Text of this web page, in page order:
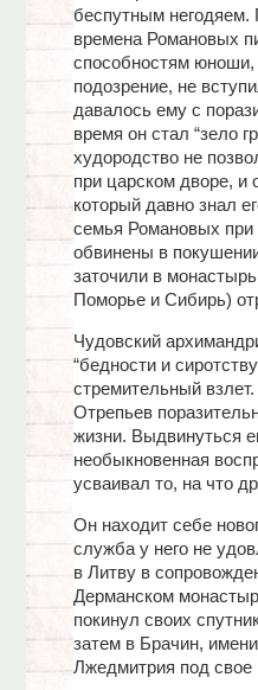
беспутным
времена Романовых
способностям юноши,
подозрение, не
давалось ему с
время он стал “зело
худородство не
при царском дворе, и
который давно знал
семья Романовых при
обвинены в
заточили в
Поморье и Сибирь)
Чудовский
“бедности и
стремительный
Отрепьев
жизни. Выдвинуться
необыкновенная
усваивал то, на что
Он находит себе
служба у него не
в Литву в
Дерманском
покинул своих
затем в Брачин,
Лжедмитрия под свое